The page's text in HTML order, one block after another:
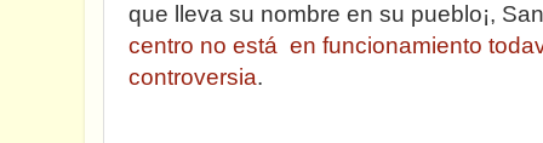
que lleva su nombre en su pueblo¡,
centro no está en funcionamiento
controversia.